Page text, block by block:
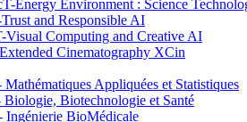
Energy Environment : Science
and Responsible AI
Computing and Creative AI
Cinematography XCin
Appliquées et Statistiques
Biotechnologie et Santé
BioMédicale